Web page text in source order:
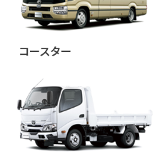
コースター